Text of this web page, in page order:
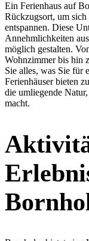
Ein Ferienhaus auf
Rückzugsort, um sich
entspannen. Diese
Annehmlichkeiten
möglich gestalten.
Wohnzimmer bis hin
Sie alles, was Sie für
Ferienhäuser bieten
die umliegende
macht.